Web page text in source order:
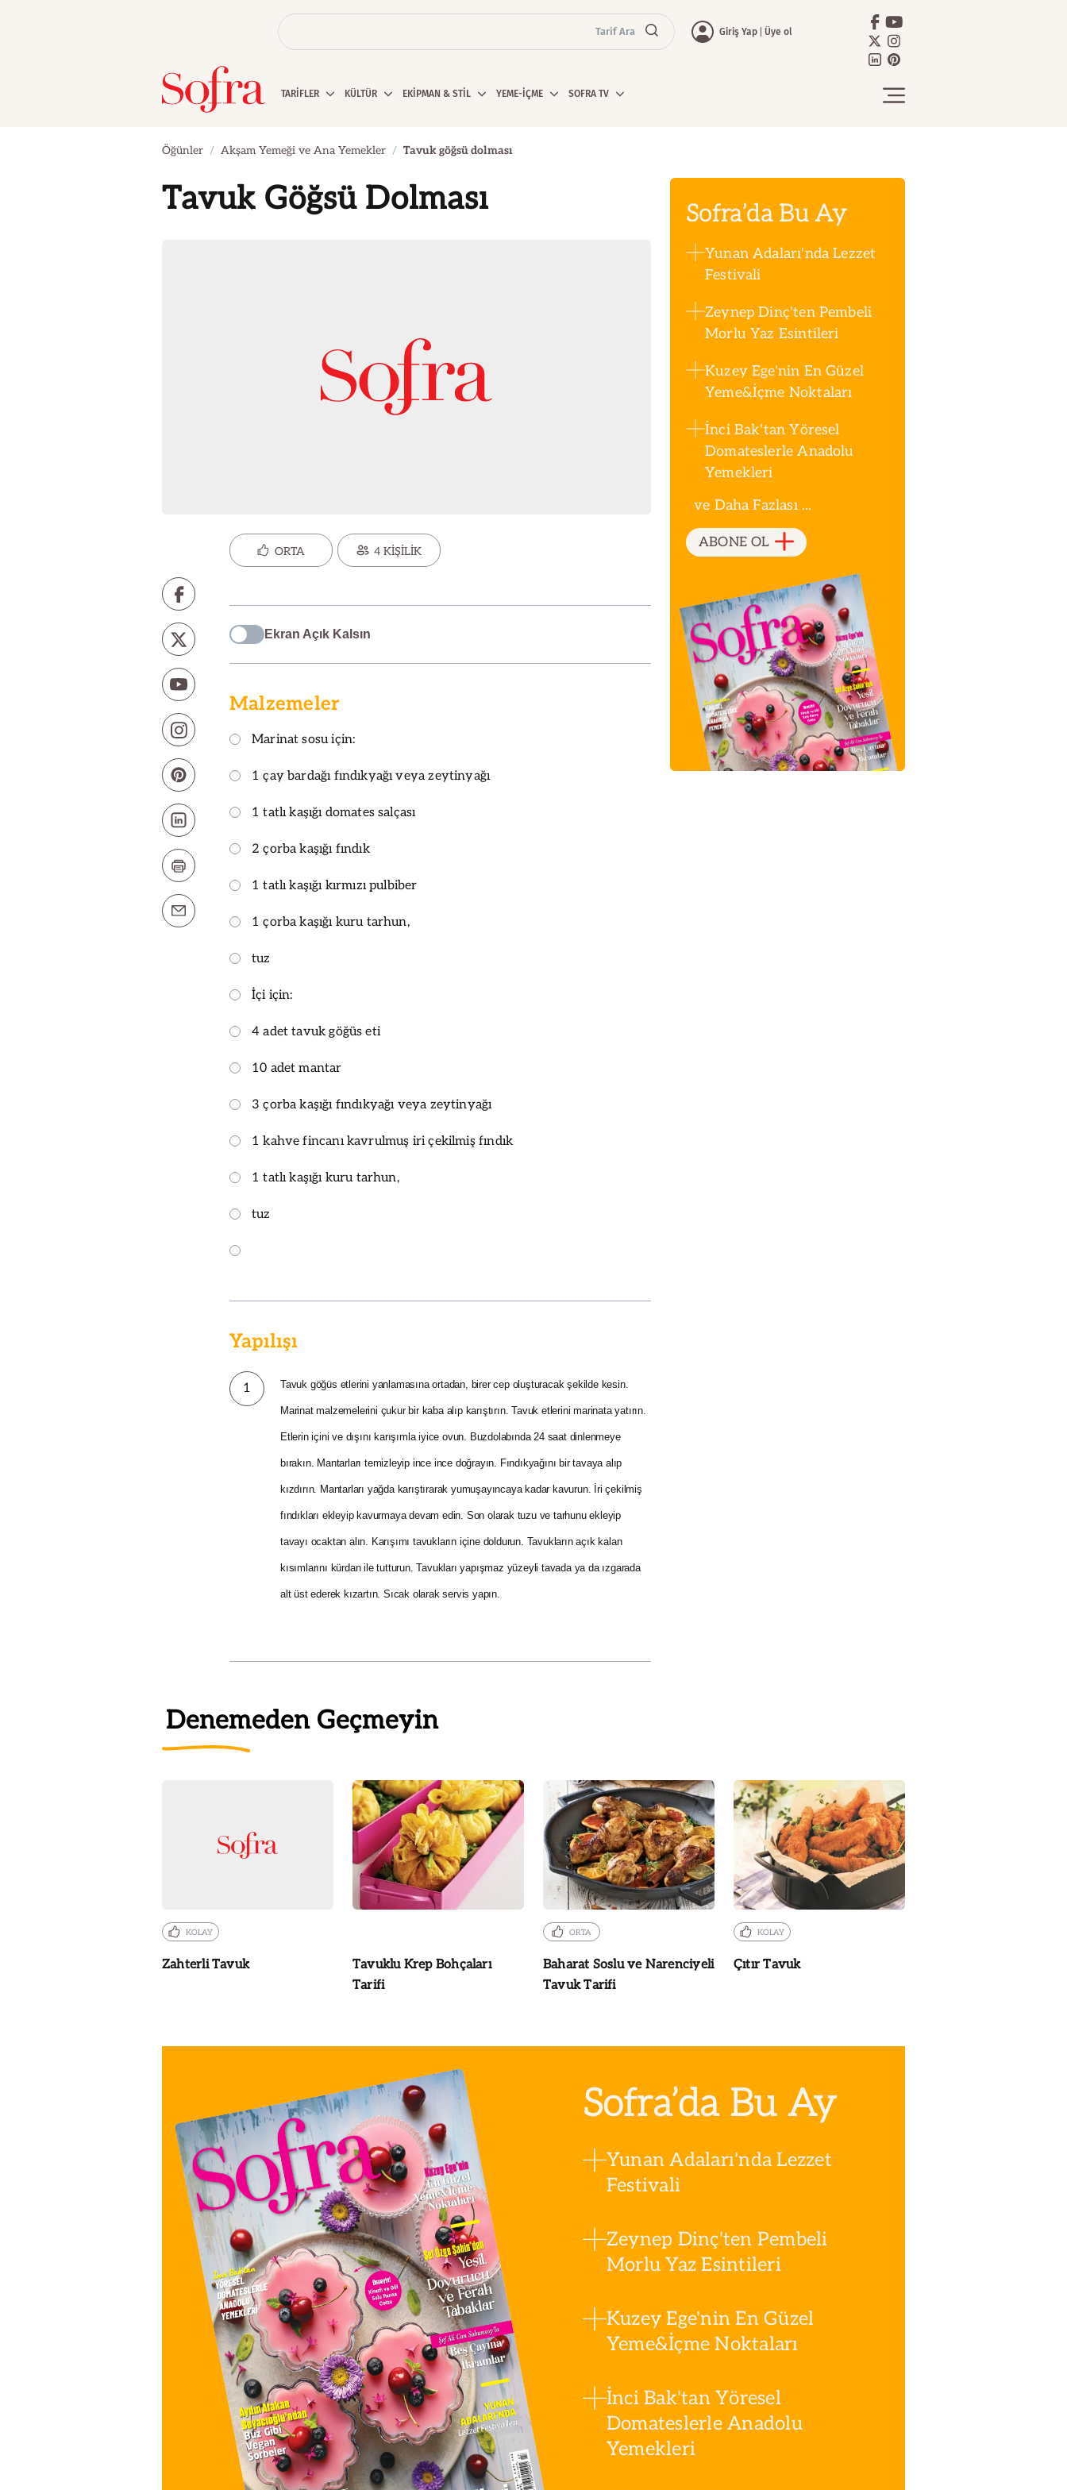
Tarif Ara Giriş Yap Üye ol
TARİFLER KÜLTÜR EKİPMAN & STİL YEME-İÇME SOFRA TV
Öğünler Akşam Yemeği ve Ana Yemekler Tavuk göğsü dolması
Tavuk Göğsü Dolması
ORTA 4 KİŞİLİK
Ekran Açık Kalsın
Malzemeler
Marinat sosu için:
1 çay bardağı fındıkyağı veya zeytinyağı
1 tatlı kaşığı domates salçası
2 çorba kaşığı fındık
1 tatlı kaşığı kırmızı pulbiber
1 çorba kaşığı kuru tarhun,
tuz
İçi için:
4 adet tavuk göğüs eti
10 adet mantar
3 çorba kaşığı fındıkyağı veya zeytinyağı
1 kahve fincanı kavrulmuş iri çekilmiş fındık
1 tatlı kaşığı kuru tarhun,
tuz
Yapılışı
1 Tavuk göğüs etlerini yanlamasına ortadan, birer cep oluşturacak şekilde kesin.
Marinat malzemelerini çukur bir kaba alıp karıştırın. Tavuk etlerini marinata yatırın.
Etlerin içini ve dışını karışımla iyice ovun. Buzdolabında 24 saat dinlenmeye
bırakın. Mantarları temizleyip ince ince doğrayın. Fındıkyağını bir tavaya alıp
kızdırın. Mantarları yağda karıştırarak yumuşayıncaya kadar kavurun. İri çekilmiş
fındıkları ekleyip kavurmaya devam edin. Son olarak tuzu ve tarhunu ekleyip
tavayı ocaktan alın. Karışımı tavukların içine doldurun. Tavukların açık kalan
kısımlarını kürdan ile tutturun. Tavukları yapışmaz yüzeyli tavada ya da ızgarada
alt üst ederek kızartın. Sıcak olarak servis yapın.
Sofra’da Bu Ay
Yunan Adaları'nda Lezzet
Festivali
Zeynep Dinç'ten Pembeli
Morlu Yaz Esintileri
Kuzey Ege'nin En Güzel
Yeme&İçme Noktaları
İnci Bak'tan Yöresel
Domateslerle Anadolu
Yemekleri
ve Daha Fazlası ...
ABONE OL
Denemeden Geçmeyin
KOLAY
Zahterli Tavuk
Tavuklu Krep Bohçaları
Tarifi
ORTA
Baharat Soslu ve Narenciyeli
Tavuk Tarifi
KOLAY
Çıtır Tavuk
Sofra’da Bu Ay
Yunan Adaları'nda Lezzet
Festivali
Zeynep Dinç'ten Pembeli
Morlu Yaz Esintileri
Kuzey Ege'nin En Güzel
Yeme&İçme Noktaları
İnci Bak'tan Yöresel
Domateslerle Anadolu
Yemekleri